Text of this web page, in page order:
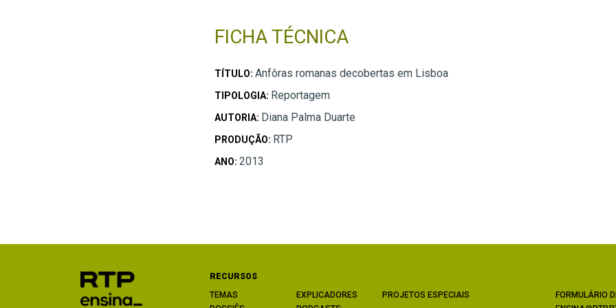
FICHA TÉCNICA
TÍTULO: Anfôras romanas decobertas em Lisboa
TIPOLOGIA: Reportagem
AUTORIA: Diana Palma Duarte
PRODUÇÃO: RTP
ANO: 2013
RECURSOS
TEMAS
EXPLICADORES
PROJETOS ESPECIAIS
FORMULÁRIO